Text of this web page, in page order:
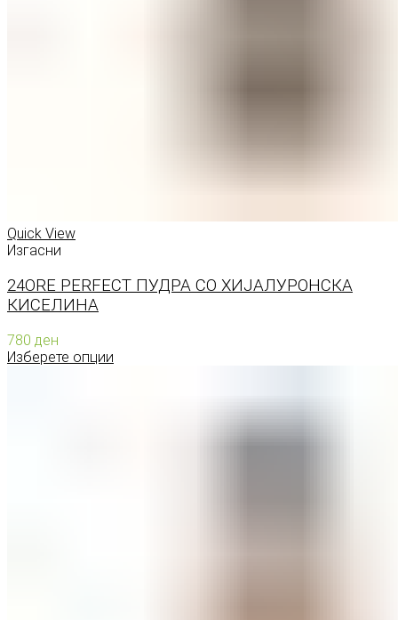
Quick View
Изгасни
24ORE PERFECT ПУДРА СО ХИЈАЛУРОНСКА
КИСЕЛИНА
780 ден
Изберете опции